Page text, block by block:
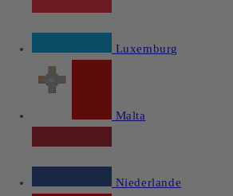
Luxemburg
Malta
Niederlande